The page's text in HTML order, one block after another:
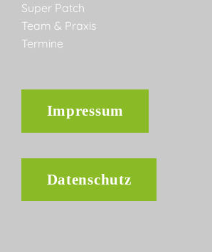
Super Patch
Team & Praxis
Termine
Impressum
Datenschutz